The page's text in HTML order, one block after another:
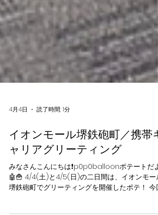
4月4日 読了時間: 1分
イオンモール堺鉄砲町／携帯キ
ャリアグリーティング